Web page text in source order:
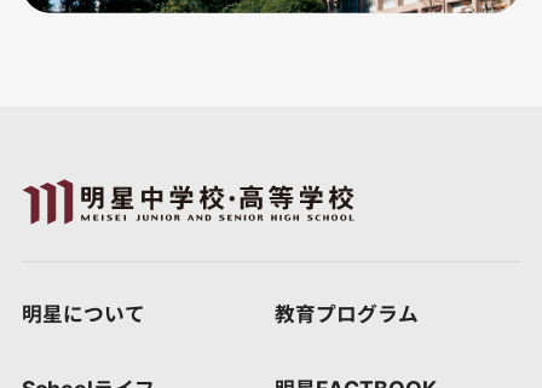
明星について 教育プログラム